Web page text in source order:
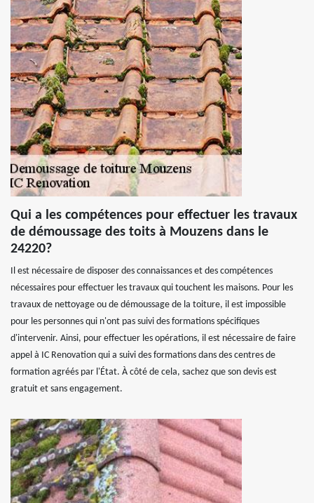
Qui a les compétences pour effectuer les travaux
de démoussage des toits à Mouzens dans le
24220?
Il est nécessaire de disposer des connaissances et des compétences
nécessaires pour effectuer les travaux qui touchent les maisons. Pour les
travaux de nettoyage ou de démoussage de la toiture, il est impossible
pour les personnes qui n'ont pas suivi des formations spécifiques
d'intervenir. Ainsi, pour effectuer les opérations, il est nécessaire de faire
appel à IC Renovation qui a suivi des formations dans des centres de
formation agréés par l'État. À côté de cela, sachez que son devis est
gratuit et sans engagement.